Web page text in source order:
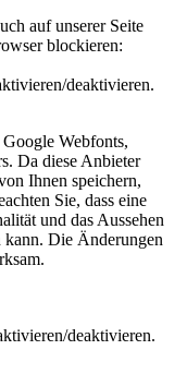
auf unserer Seite
blockieren:
deaktivieren.
Webfonts,
Da diese Anbieter
Ihnen speichern,
Sie, dass eine
und das Aussehen
kann. Die Änderungen
deaktivieren.